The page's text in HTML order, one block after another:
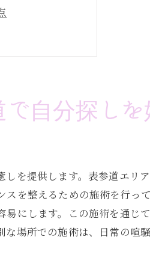
旅
実現する
自分探しを
を提供します。表参道エリ
を整えるための施術を行って
にします。この施術を通じ
場所での施術は、日常の喧